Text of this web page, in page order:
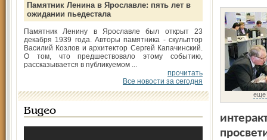
Памятник Ленина в Ярославле: пять лет в
ожидании пьедестала
Памятник Ленину в Ярославле был открыт 23
декабря 1939 года. Авторы памятника - скульптор
Василий Козлов и архитектор Сергей Капачинский.
О том, что предшествовало этому событию,
рассказывается в публикуемом ...
прочитать
Все новости за сегодня
Видео
еще